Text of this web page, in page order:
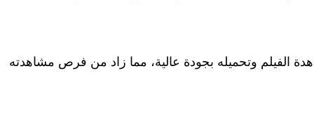
الفيلم وتحميله بجودة عالية، مما زاد من فرص مشاهدته